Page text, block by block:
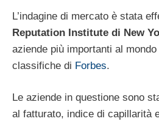
L’indagine di mercato è stata
Reputation Institute di New
aziende più importanti al
classifiche di Forbes.
Le aziende in questione sono
al fatturato, indice di capillarità